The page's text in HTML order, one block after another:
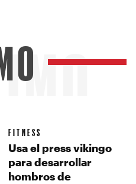
FITNESS
Usa el press vikingo
para desarrollar
hombros de